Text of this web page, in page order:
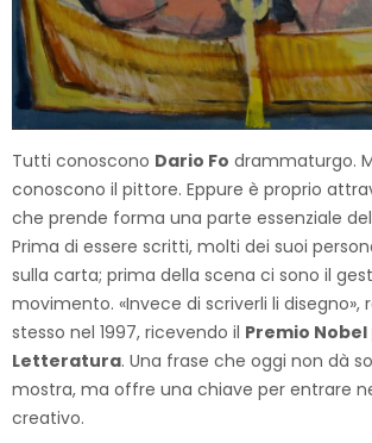
Tutti conoscono Dario Fo drammaturgo.
conoscono il pittore. Eppure è proprio
che prende forma una parte essenziale
Prima di essere scritti, molti dei suoi
sulla carta; prima della scena ci sono il
movimento. «Invece di scriverli li disegno»,
stesso nel 1997, ricevendo il Premio
Letteratura. Una frase che oggi non dà
mostra, ma offre una chiave per entrare
creativo.